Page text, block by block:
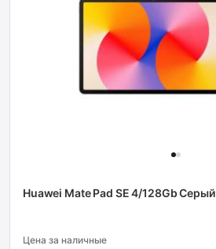
Huawei Mate Pad SE 4/128Gb Серый
Цена за наличные